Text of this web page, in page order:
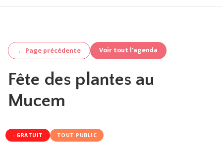
← Page précédente Voir tout l’agenda
Fête des plantes au
Mucem
- GRATUIT TOUT PUBLIC